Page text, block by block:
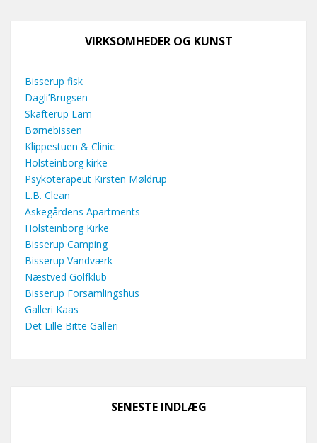
VIRKSOMHEDER OG KUNST
Bisserup fisk
Dagli’Brugsen
Skafterup Lam
Børnebissen
Klippestuen & Clinic
Holsteinborg kirke
Psykoterapeut Kirsten Møldrup
L.B. Clean
Askegårdens Apartments
Holsteinborg Kirke
Bisserup Camping
Bisserup Vandværk
Næstved Golfklub
Bisserup Forsamlingshus
Galleri Kaas
Det Lille Bitte Galleri
SENESTE INDLÆG